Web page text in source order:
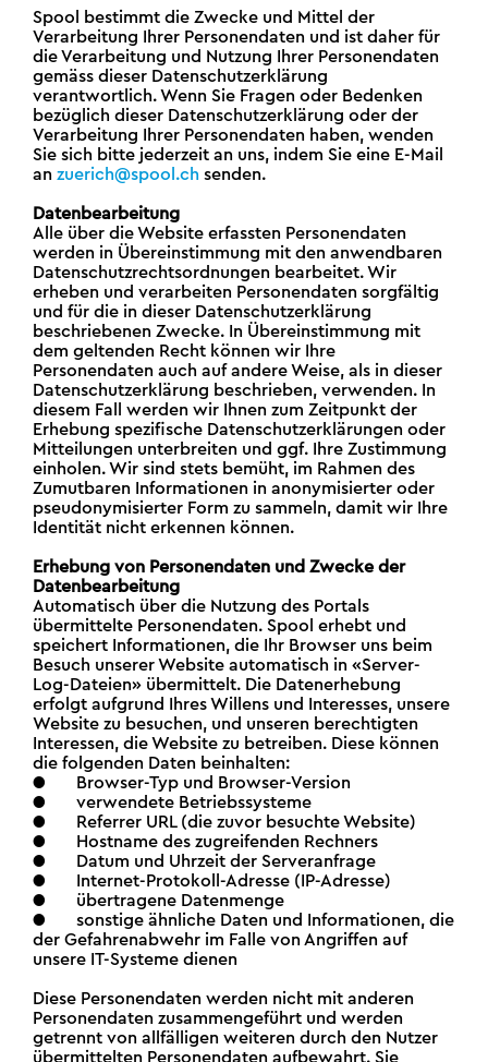
Spool bestimmt die Zwecke und Mittel der
Verarbeitung Ihrer Personendaten und ist daher für
die Verarbeitung und Nutzung Ihrer Personendaten
gemäss dieser Datenschutzerklärung
verantwortlich. Wenn Sie Fragen oder Bedenken
bezüglich dieser Datenschutzerklärung oder der
Verarbeitung Ihrer Personendaten haben, wenden
Sie sich bitte jederzeit an uns, indem Sie eine E-Mail
an zuerich@spool.ch senden.
Datenbearbeitung
Alle über die Website erfassten Personendaten
werden in Übereinstimmung mit den anwendbaren
Datenschutzrechtsordnungen bearbeitet. Wir
erheben und verarbeiten Personendaten sorgfältig
und für die in dieser Datenschutzerklärung
beschriebenen Zwecke. In Übereinstimmung mit
dem geltenden Recht können wir Ihre
Personendaten auch auf andere Weise, als in dieser
Datenschutzerklärung beschrieben, verwenden. In
diesem Fall werden wir Ihnen zum Zeitpunkt der
Erhebung spezifische Datenschutzerklärungen oder
Mitteilungen unterbreiten und ggf. Ihre Zustimmung
einholen. Wir sind stets bemüht, im Rahmen des
Zumutbaren Informationen in anonymisierter oder
pseudonymisierter Form zu sammeln, damit wir Ihre
Identität nicht erkennen können.
Erhebung von Personendaten und Zwecke der
Datenbearbeitung
Automatisch über die Nutzung des Portals
übermittelte Personendaten. Spool erhebt und
speichert Informationen, die Ihr Browser uns beim
Besuch unserer Website automatisch in «Server-
Log-Dateien» übermittelt. Die Datenerhebung
erfolgt aufgrund Ihres Willens und Interesses, unsere
Website zu besuchen, und unseren berechtigten
Interessen, die Website zu betreiben. Diese können
die folgenden Daten beinhalten:
● Browser-Typ und Browser-Version
● verwendete Betriebssysteme
● Referrer URL (die zuvor besuchte Website)
● Hostname des zugreifenden Rechners
● Datum und Uhrzeit der Serveranfrage
● Internet-Protokoll-Adresse (IP-Adresse)
● übertragene Datenmenge
● sonstige ähnliche Daten und Informationen, die
der Gefahrenabwehr im Falle von Angriffen auf
unsere IT-Systeme dienen
Diese Personendaten werden nicht mit anderen
Personendaten zusammengeführt und werden
getrennt von allfälligen weiteren durch den Nutzer